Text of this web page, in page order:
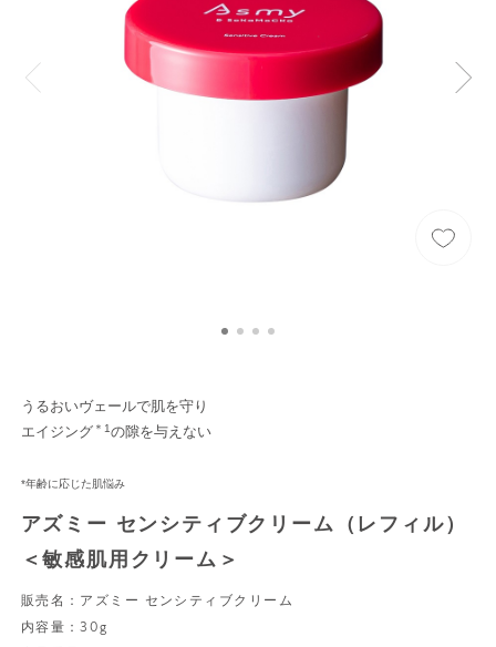
うるおいヴェールで肌を守り
エイジング＊1の隙を与えない
*年齢に応じた肌悩み
アズミー センシティブクリーム（レフィル）
＜敏感肌用クリーム＞
販売名：アズミー センシティブクリーム
内容量：30g